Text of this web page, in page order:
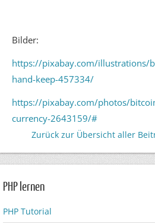
Bilder:
https://pixabay.com/illustrations/
hand-keep-457334/
https://pixabay.com/photos/
currency-2643159/#
Zurück zur Übersicht aller
PHP lernen
PHP Tutorial